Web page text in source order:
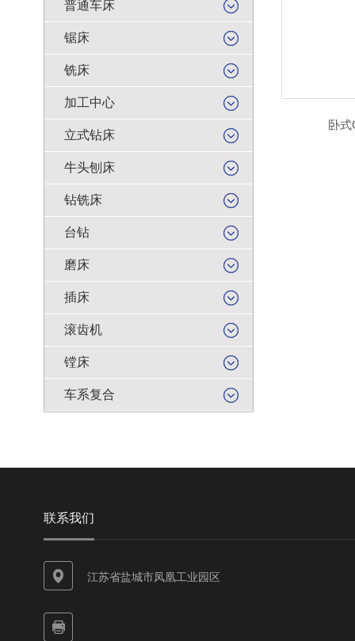
普通车床
锯床
铣床
加工中心
立式钻床
牛头刨床
钻铣床
台钻
磨床
插床
滚齿机
镗床
车系复合
卧式
联系我们
江苏省盐城市凤凰工业园区